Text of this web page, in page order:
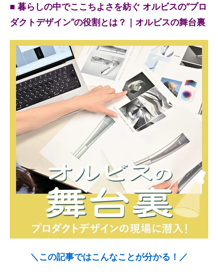
■ 暮らしの中でここちよさを紡ぐ オルビスの“プロ
ダクトデザイン”の役割とは？｜オルビスの舞台裏
＼この記事ではこんなことが分かる！／